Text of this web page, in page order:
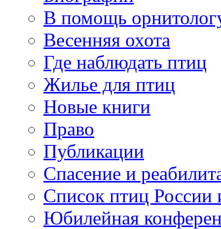
В помощь
Весенняя охота
Где наблюдать птиц
Жилье для птиц
Новые книги
Право
Публикации
Спасение и
Список птиц России
Юбилейная